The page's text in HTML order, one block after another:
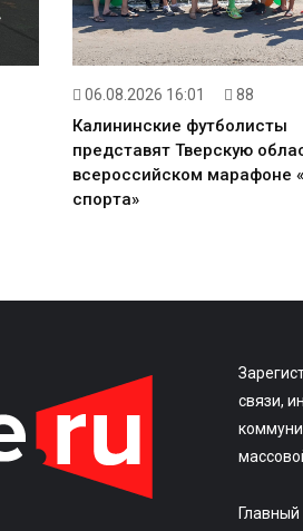
06.08.2026 16:01 88
Калининские футболисты
представят Тверскую
всероссийском марафоне
спорта»
связи,